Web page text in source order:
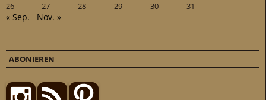
26
27 28 29 30 31
« Sep. Nov. »
ABONIEREN